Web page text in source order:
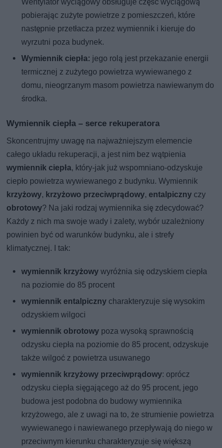
pobierając zużyte powietrze z pomieszczeń, które
następnie przetłacza przez wymiennik i kieruje do
wyrzutni poza budynek.
Wymiennik ciepła: jego rolą jest przekazanie energii
termicznej z zużytego powietrza wywiewanego z
domu, nieogrzanym masom powietrza nawiewanym do
środka.
Wymiennik ciepła – serce rekuperatora
Skoncentrujmy uwagę na najważniejszym elemencie
całego układu rekuperacji, a jest nim bez wątpienia
wymiennik ciepła, który-jak już wspomniano-odzyskuje
ciepło powietrza wywiewanego z budynku. Wymiennik
krzyżowy, krzyżowo przeciwprądowy, entalpiczny czy
obrotowy? Na jaki rodzaj wymiennika się zdecydować?
Każdy z nich ma swoje wady i zalety, wybór uzależniony
powinien być od warunków budynku, ale i strefy
klimatycznej. I tak:
wymiennik krzyżowy wyróżnia się odzyskiem ciepła
na poziomie do 85 procent
wymiennik entalpiczny charakteryzuje się wysokim
odzyskiem wilgoci
wymiennik obrotowy poza wysoką sprawnością
odzysku ciepła na poziomie do 85 procent, odzyskuje
także wilgoć z powietrza usuwanego
wymiennik krzyżowy przeciwprądowy: oprócz
odzysku ciepła sięgającego aż do 95 procent, jego
budowa jest podobna do budowy wymiennika
krzyżowego, ale z uwagi na to, że strumienie powietrza
wywiewanego i nawiewanego przepływają do niego w
przeciwnym kierunku charakteryzuje się większą